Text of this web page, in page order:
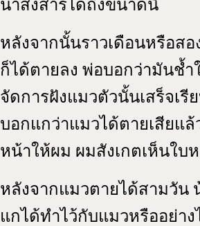
น่าสงสารได้ถึงขนาดนี้
หลังจากนั้นราวเดือนหรือส
ก็ได้ตายลง พ่อบอกว่ามันช้ำ
จัดการฝังแมวตัวนั้นเสร็จเ
บอกแกว่าแมวได้ตายเสียแ
หน้าให้ผม ผมสังเกตเห็นใบ
หลังจากแมวตายได้สามวั
แกได้ทำไว้กับแมวหรืออย่า